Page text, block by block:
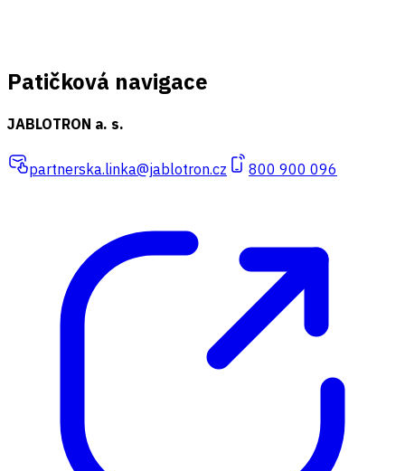
Patičková navigace
JABLOTRON a. s.
partnerska.linka@jablotron.cz 800 900 096